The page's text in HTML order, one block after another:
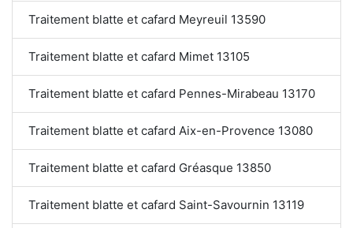
Traitement blatte et cafard Meyreuil 13590
Traitement blatte et cafard Mimet 13105
Traitement blatte et cafard Pennes-Mirabeau 13170
Traitement blatte et cafard Aix-en-Provence 13080
Traitement blatte et cafard Gréasque 13850
Traitement blatte et cafard Saint-Savournin 13119